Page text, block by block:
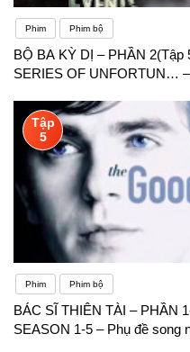
Phim Phim bộ
BỘ BA KỲ DỊ – PHẦN
SERIES OF UNFORTUN…
Tập
5
Phim Phim bộ
BÁC SĨ THIÊN TÀI – PHẦN
SEASON 1-5 – Phụ đề song